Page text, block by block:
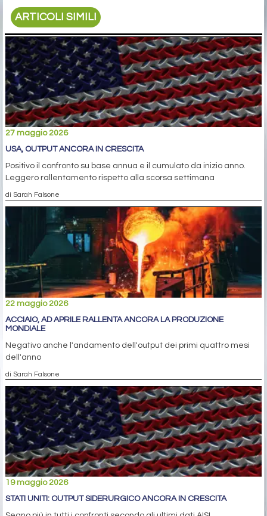
ARTICOLI SIMILI
27 maggio 2026
USA, OUTPUT ANCORA IN CRESCITA
Positivo il confronto su base annua e il cumulato da inizio anno.
Leggero rallentamento rispetto alla scorsa settimana
di Sarah Falsone
22 maggio 2026
ACCIAIO, AD APRILE RALLENTA ANCORA LA PRODUZIONE
MONDIALE
Negativo anche l'andamento dell'output dei primi quattro mesi
dell'anno
di Sarah Falsone
19 maggio 2026
STATI UNITI: OUTPUT SIDERURGICO ANCORA IN CRESCITA